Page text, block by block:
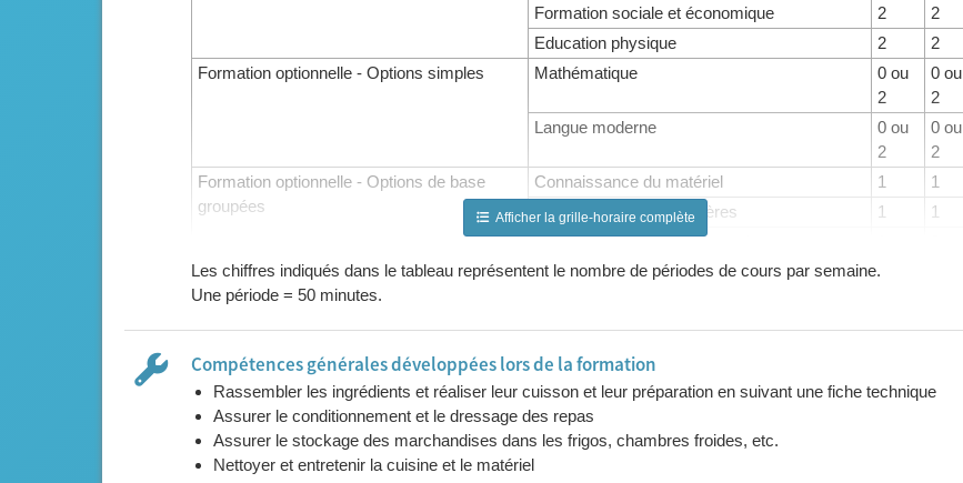
Formation sociale et économique
2
2
Education physique
2
2
Formation optionnelle - Options simples
Mathématique
0 ou
2
0 ou
2
Langue moderne
0 ou
2
0 ou
2
Formation optionnelle - Options de base
groupées
Connaissance du matériel 1
1
Connaissance des matières
1
1
Economat - Gestion des stocks
Hygiène - Sécurité du travail - Législation
2
collectivité
Travaux pratiques - Stages - Service
Activités au choix (selon l'établissement)
Max
Max
Renforcement
Afficher la grille-horaire complète
Les chiffres indiqués dans le tableau représentent le nombre de périodes de cours par semaine.
Une période = 50 minutes.
Compétences générales développées lors de la formation
Rassembler les ingrédients et réaliser leur cuisson et leur préparation en suivant une fiche technique
Assurer le conditionnement et le dressage des repas
Assurer le stockage des marchandises dans les frigos, chambres froides, etc.
Nettoyer et entretenir la cuisine et le matériel